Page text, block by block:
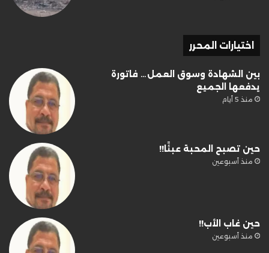
اختيارات المحرر
بين الشهادة وسوق العمل… فاتورة
يدفعها الجميع
منذ 5 أيام
حين تصبح المحبة عبئًا!!
منذ أسبوعين
حين غاب الأب!!
منذ أسبوعين